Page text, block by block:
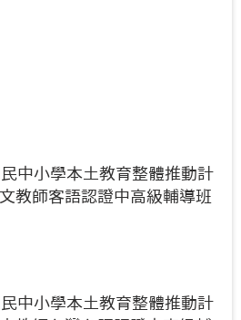
中小學本土教育整體推動計
教師客語認證中高級輔導班
中小學本土教育整體推動計